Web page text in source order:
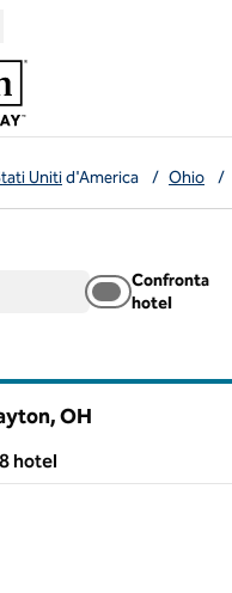
Unitid'America / Ohio /
Confronta
hotel
OH
hotel
hotel